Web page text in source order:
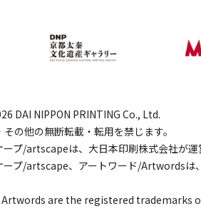
DAI NIPPON PRINTING Co., Ltd.
の他の無断転載・転用を禁じます。
ープ/artscapeは、大日本印刷株式会社が運
ープ/artscape、アートワード/Artwordsは
are the registered trademarks of